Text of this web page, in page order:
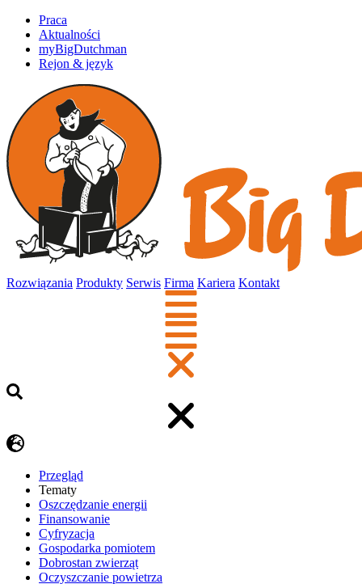
Praca
Aktualności
myBigDutchman
Rejon & język
Rozwiązania Produkty Serwis Firma Kariera Kontakt
Przegląd
Tematy
​Oszczędzanie energii
Finansowanie
Cyfryzacja
Gospodarka pomiotem
Dobrostan zwierząt
Oczyszczanie powietrza